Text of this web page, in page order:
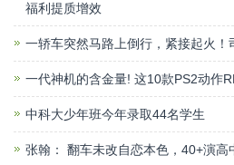
福利提质增效
一轿车突然马路上倒行，紧接起火
一代神机的含金量! 这10款PS2动作
中科大少年班今年录取44名学生
张翰： 翻车未改自恋本色，40+演高